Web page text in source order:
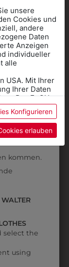
PREMIUM
RF
unsere
Cookies und
andere
Daten
Anzeigen
individueller
alle
USA. Mit Ihrer
Ihrer Daten
zu. Der EuGH
Datenschutz
Behörden
überwachen.
Konfigurieren
erlauben
Sie
buchen
kommen.
select the
using